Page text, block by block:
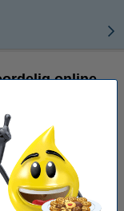
online
voor uw
het
niet? Zoek dan op
of
inktpatronen